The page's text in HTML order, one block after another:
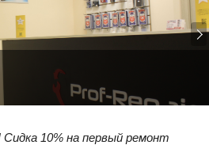
10% на первый ремонт